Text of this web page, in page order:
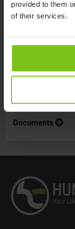
provided to them
of their services.
Documents